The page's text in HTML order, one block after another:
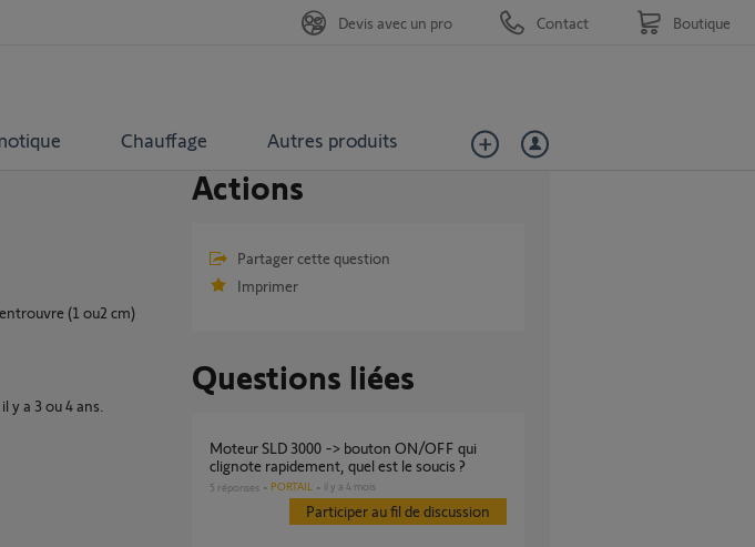
Chauffage Autres produits
Devis avec un pro Contact Boutique
(1 ou2 cm)
y a 3 ou 4 ans.
Actions
Partager cette question
Imprimer
Questions liées
Moteur SLD 3000 -> bouton ON/OFF qui
clignote rapidement, quel est le soucis ?
5 réponses PORTAIL il y a 4 mois
Participer au fil de discussion